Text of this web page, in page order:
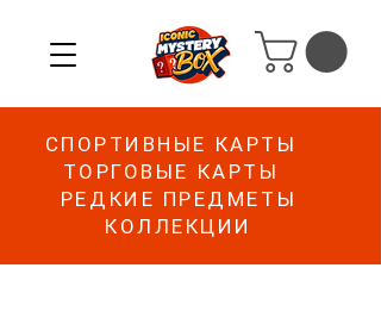
СПОРТИВНЫЕ КАРТЫ
ТОРГОВЫЕ КАРТЫ
РЕДКИЕ ПРЕДМЕТЫ
КОЛЛЕКЦИИ